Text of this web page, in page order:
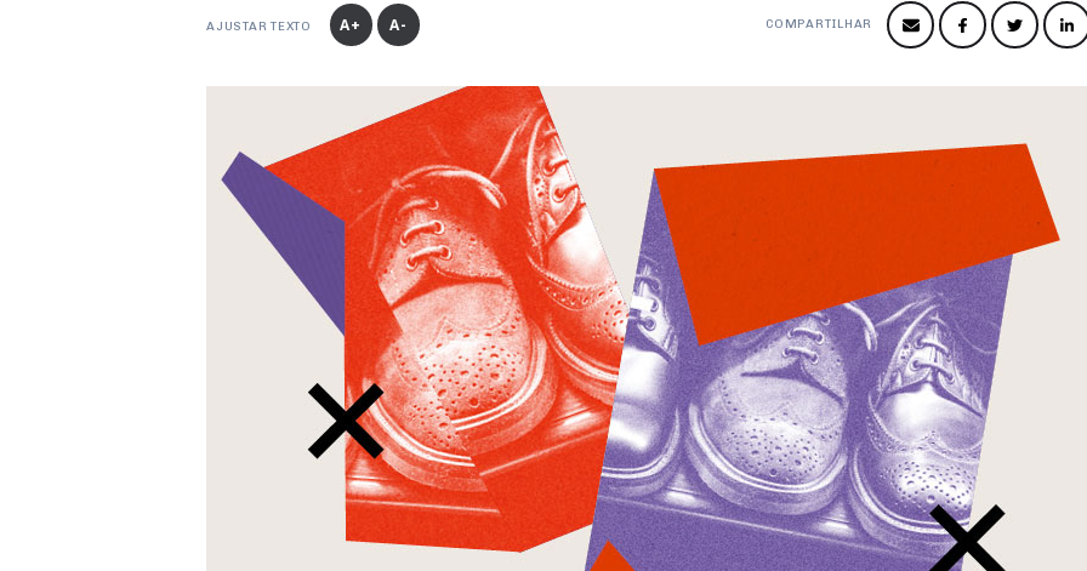
AJUSTAR TEXTO A+ A- COMPARTILHAR